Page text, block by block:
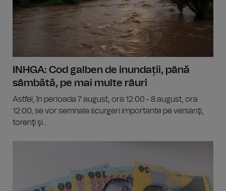
INHGA: Cod galben de inundații, până
sâmbătă, pe mai multe râuri
Astfel, în perioada 7 august, ora 12:00 - 8 august, ora
12:00, se vor semnala scurgeri importante pe versanţi,
torenţi şi...